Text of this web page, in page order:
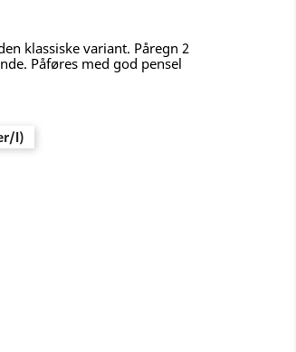
klassiske variant. Påregn 2
Påføres med god pensel
l)